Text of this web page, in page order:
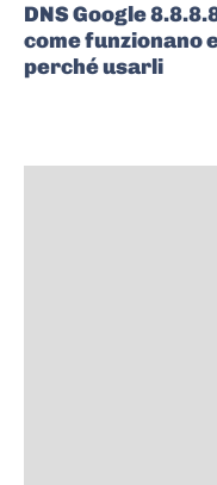
DNS Google
come funzionano
perché usarli